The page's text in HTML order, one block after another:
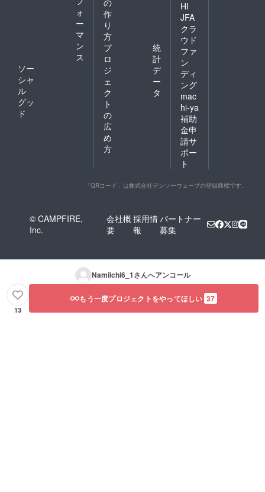
ォ
ー
マ
ン
ス
ソー
シャ
ル
グッ
ド
作
り
方
プ
ロ
ジ
ェ
ク
ト
の
広
め
方
統
計
デ
ー
タ
HI
JFA
クラ
ウド
ファ
ン
ディ
ング
mac
hi-ya
補助
金申
請サ
ポー
ト
「QRコード」は株式会社デンソーウェーブの登録商標です。
© CAMPFIRE,
Inc.
会社概
要
採用情
報
パートナー
募集
Namiichi6_1さんへアンコール
13
もう一度プロジェクトをやってほしい 37